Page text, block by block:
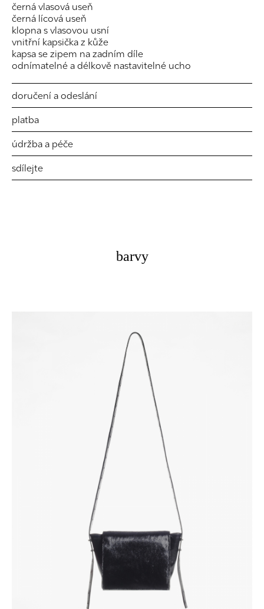
černá vlasová useň
černá lícová useň
klopna s vlasovou usní
vnitřní kapsička z kůže
kapsa se zipem na zadním díle
odnímatelné a délkově nastavitelné ucho
doručení a odeslání
platba
údržba a péče
sdílejte
barvy